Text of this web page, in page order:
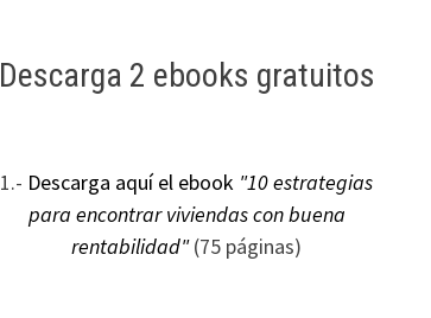
Descarga 2 ebooks gratuitos
1.- Descarga aquí el ebook "10 estrategias
para encontrar viviendas con buena
rentabilidad"(75 páginas)